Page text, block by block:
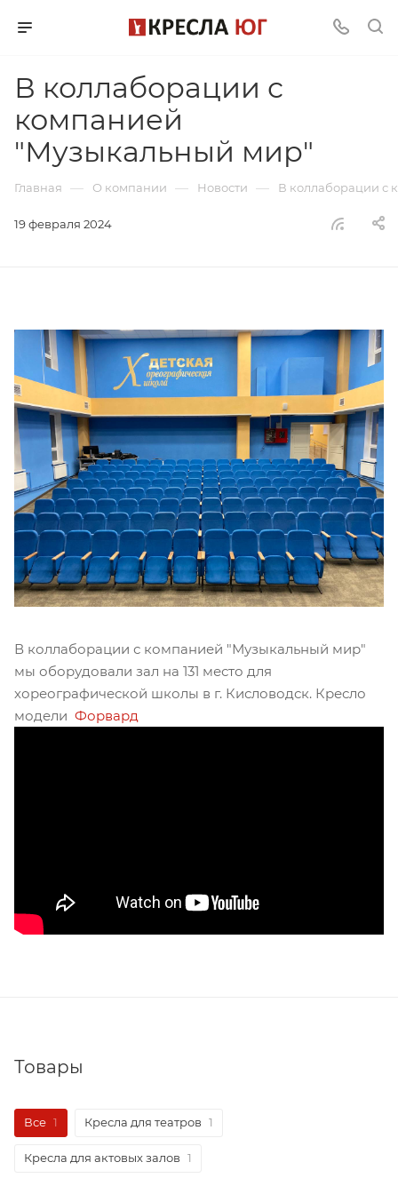
В коллаборации с
компанией
"Музыкальный мир"
Главная — О компании — Новости — В коллаборации с
19 февраля 2024
В коллаборации с компанией "Музыкальный мир"
мы оборудовали зал на 131 место для
хореографической школы в г. Кисловодск. Кресло
модели Форвард
Товары
Все 1 Кресла для театров 1
Кресла для актовых залов 1